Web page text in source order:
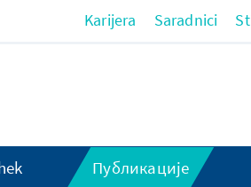
Karijera Saradnici
Публикације